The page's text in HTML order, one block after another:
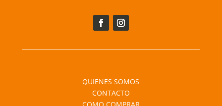
QUIENES SOMOS
CONTACTO